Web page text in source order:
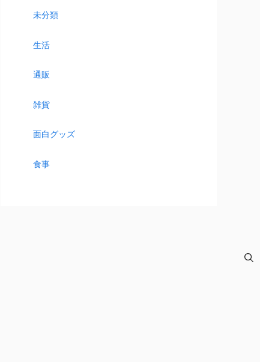
未分類
生活
通販
雑貨
面白グッズ
食事